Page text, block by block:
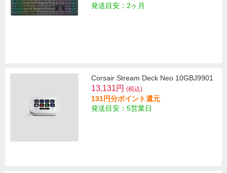
発送目安：2ヶ月
Corsair Stream Deck Neo 10GBJ9901
13,131円 (税込)
131円分ポイント還元
発送目安：5営業日